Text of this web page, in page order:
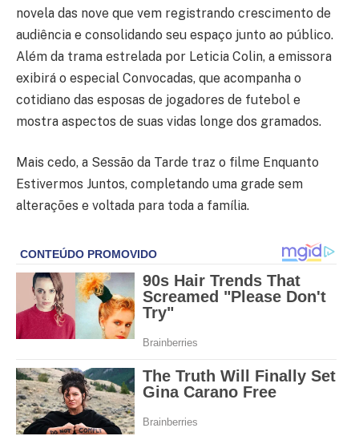
novela das nove que vem registrando crescimento de
audiência e consolidando seu espaço junto ao público.
Além da trama estrelada por Leticia Colin, a emissora
exibirá o especial Convocadas, que acompanha o
cotidiano das esposas de jogadores de futebol e
mostra aspectos de suas vidas longe dos gramados.
Mais cedo, a Sessão da Tarde traz o filme Enquanto
Estivermos Juntos, completando uma grade sem
alterações e voltada para toda a família.